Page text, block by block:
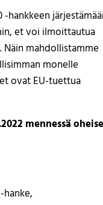
hankkeen
et voi ilmoittautua
Näin mahdollistamme
monelle
ovat EU-tuettua
mennessä